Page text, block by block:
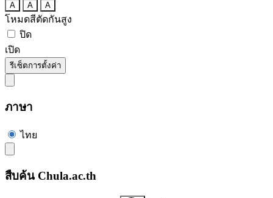
A A A
โหมดสีตัดกันสูง
ปิด
เปิด
รีเซ็ตการตั้งค่า
ภาษา
ไทย
สืบค้น Chula.ac.th